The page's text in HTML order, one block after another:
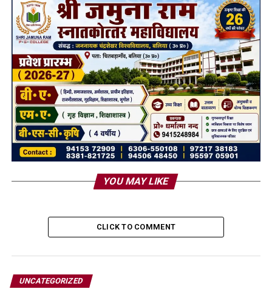
YOU MAY LIKE
CLICK TO COMMENT
UNCATEGORIZED